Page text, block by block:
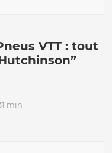
VTT : tout
”
min